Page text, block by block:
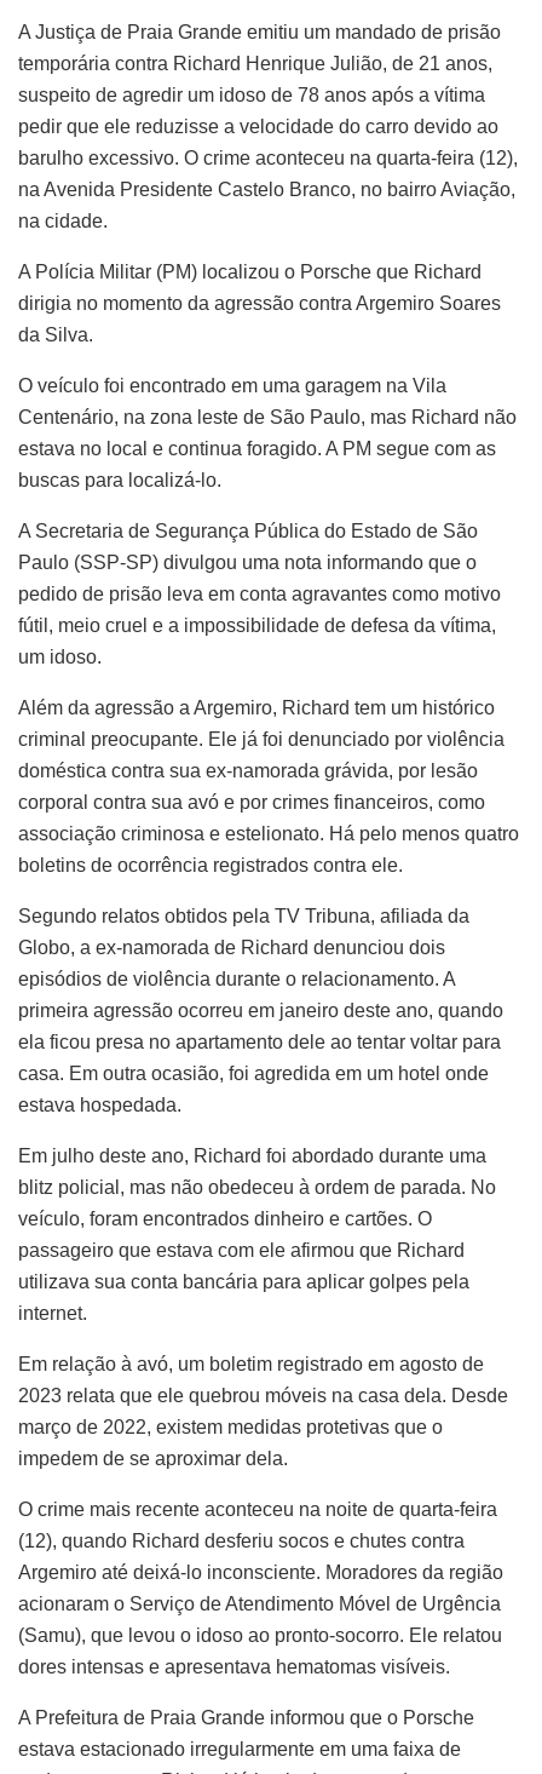
A Justiça de Praia Grande emitiu um mandado de prisão
temporária contra Richard Henrique Julião, de 21 anos,
suspeito de agredir um idoso de 78 anos após a vítima
pedir que ele reduzisse a velocidade do carro devido ao
barulho excessivo. O crime aconteceu na quarta-feira (12),
na Avenida Presidente Castelo Branco, no bairro Aviação,
na cidade.
A Polícia Militar (PM) localizou o Porsche que Richard
dirigia no momento da agressão contra Argemiro Soares
da Silva.
O veículo foi encontrado em uma garagem na Vila
Centenário, na zona leste de São Paulo, mas Richard não
estava no local e continua foragido. A PM segue com as
buscas para localizá-lo.
A Secretaria de Segurança Pública do Estado de São
Paulo (SSP-SP) divulgou uma nota informando que o
pedido de prisão leva em conta agravantes como motivo
fútil, meio cruel e a impossibilidade de defesa da vítima,
um idoso.
Além da agressão a Argemiro, Richard tem um histórico
criminal preocupante. Ele já foi denunciado por violência
doméstica contra sua ex-namorada grávida, por lesão
corporal contra sua avó e por crimes financeiros, como
associação criminosa e estelionato. Há pelo menos quatro
boletins de ocorrência registrados contra ele.
Segundo relatos obtidos pela TV Tribuna, afiliada da
Globo, a ex-namorada de Richard denunciou dois
episódios de violência durante o relacionamento. A
primeira agressão ocorreu em janeiro deste ano, quando
ela ficou presa no apartamento dele ao tentar voltar para
casa. Em outra ocasião, foi agredida em um hotel onde
estava hospedada.
Em julho deste ano, Richard foi abordado durante uma
blitz policial, mas não obedeceu à ordem de parada. No
veículo, foram encontrados dinheiro e cartões. O
passageiro que estava com ele afirmou que Richard
utilizava sua conta bancária para aplicar golpes pela
internet.
Em relação à avó, um boletim registrado em agosto de
2023 relata que ele quebrou móveis na casa dela. Desde
março de 2022, existem medidas protetivas que o
impedem de se aproximar dela.
O crime mais recente aconteceu na noite de quarta-feira
(12), quando Richard desferiu socos e chutes contra
Argemiro até deixá-lo inconsciente. Moradores da região
acionaram o Serviço de Atendimento Móvel de Urgência
(Samu), que levou o idoso ao pronto-socorro. Ele relatou
dores intensas e apresentava hematomas visíveis.
A Prefeitura de Praia Grande informou que o Porsche
estava estacionado irregularmente em uma faixa de